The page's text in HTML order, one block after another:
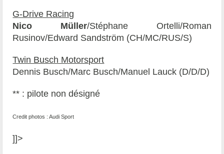
G-Drive Racing
Nico Müller/Stéphane Ortelli/Roman
Rusinov/Edward Sandström (CH/MC/RUS/S)
Twin Busch Motorsport
Dennis Busch/Marc Busch/Manuel Lauck (D/D/D)
** : pilote non désigné
Credit photos : Audi Sport
]]>